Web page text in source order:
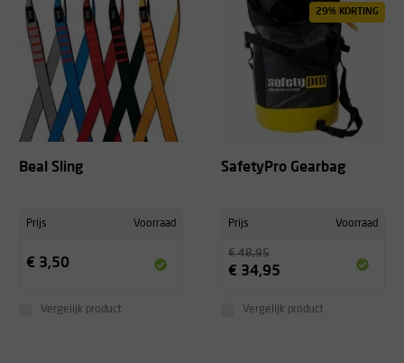
Beal Sling
Prijs Voorraad
€ 3,50
Vergelijk product
29% KORTING
SafetyPro Gearbag
Prijs Voorraad
€ 48,95
€ 34,95
Vergelijk product